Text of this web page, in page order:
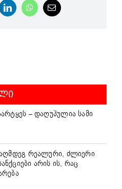
LinkedInWhatsApp
Email
– დაღუპულია სამი
რეალური, ძლიერი
არის ის, რაც